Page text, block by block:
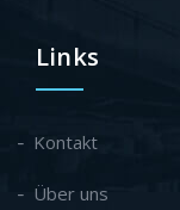
Links
Kontakt
Über uns